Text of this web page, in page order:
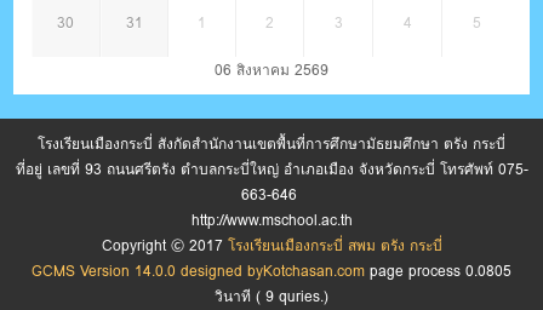
30 31 1 2 3 4 5
06 สิงหาคม 2569
โรงเรียนเมืองกระบี่ สังกัดสำนักงานเขตพื้นที่การศึกษามัธยมศึกษา ตรัง กระบี่
ที่อยู่ เลขที่ 93 ถนนศรีตรัง ตำบลกระบี่ใหญ่ อำเภอเมือง จังหวัดกระบี่ โทรศัพท์ 075-
663-646
http://www.mschool.ac.th
Copyright © 2017 โรงเรียนเมืองกระบี่ สพม ตรัง กระบี่
GCMS Version 14.0.0 designed byKotchasan.com page process 0.0805
วินาที ( 9 quries.)